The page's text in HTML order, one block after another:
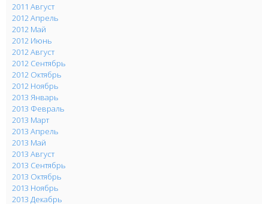
2011 Август
2012 Апрель
2012 Май
2012 Июнь
2012 Август
2012 Сентябрь
2012 Октябрь
2012 Ноябрь
2013 Январь
2013 Февраль
2013 Март
2013 Апрель
2013 Май
2013 Август
2013 Сентябрь
2013 Октябрь
2013 Ноябрь
2013 Декабрь